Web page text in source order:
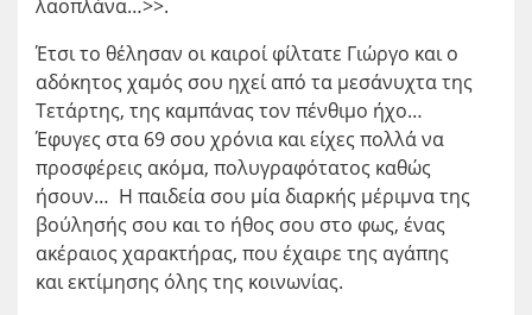
λαοπλάνα…>>.
Έτσι το θέλησαν οι καιροί φίλτατε Γιώργο και ο
αδόκητος χαμός σου ηχεί από τα μεσάνυχτα της
Τετάρτης, της καμπάνας τον πένθιμο ήχο…
Έφυγες στα 69 σου χρόνια και είχες πολλά να
προσφέρεις ακόμα, πολυγραφότατος καθώς
ήσουν… Η παιδεία σου μία διαρκής μέριμνα της
βούλησής σου και το ήθος σου στο φως, ένας
ακέραιος χαρακτήρας, που έχαιρε της αγάπης
και εκτίμησης όλης της κοινωνίας.